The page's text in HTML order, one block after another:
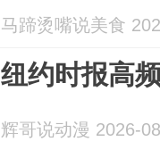
马蹄烫嘴说美食
纽约时报高
辉哥说动漫 2026-